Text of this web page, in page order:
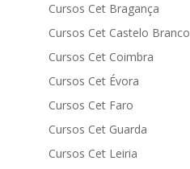
Cursos Cet Bragança
Cursos Cet Castelo Branco
Cursos Cet Coimbra
Cursos Cet Évora
Cursos Cet Faro
Cursos Cet Guarda
Cursos Cet Leiria